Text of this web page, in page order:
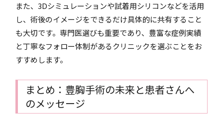
また、3Dシミュレーションや試着用シリコンなどを活用
し、術後のイメージをできるだけ具体的に共有すること
も大切です。専門医選びも重要であり、豊富な症例実績
と丁寧なフォロー体制があるクリニックを選ぶことをお
すすめします。
まとめ：豊胸手術の未来と患者さんへ
のメッセージ